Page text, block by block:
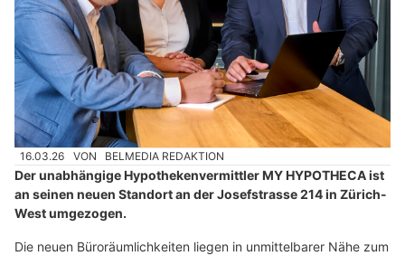
16.03.26 VON BELMEDIA REDAKTION
Der unabhängige Hypothekenvermittler MY HYPOTHECA ist
an seinen neuen Standort an der Josefstrasse 214 in Zürich-
West umgezogen.
Die neuen Büroräumlichkeiten liegen in unmittelbarer Nähe zum